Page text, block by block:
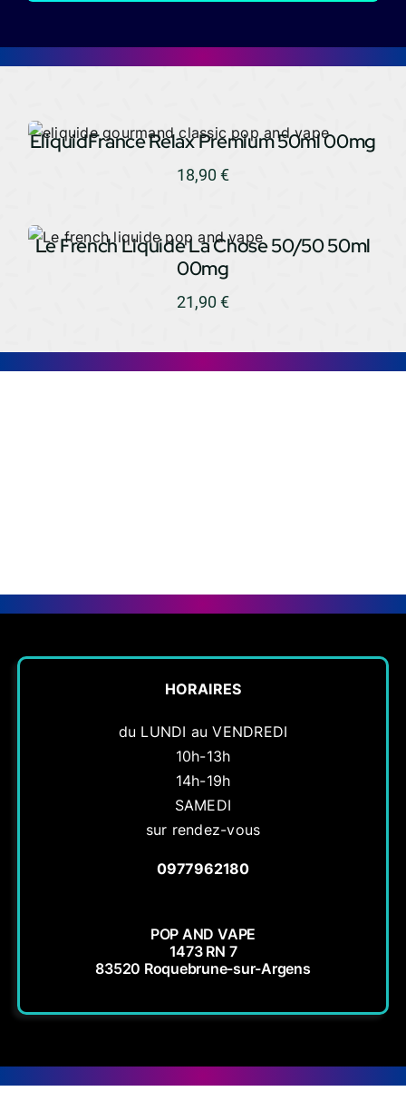
EliquidFrance Relax Premium 50ml 00mg
18,90 €
Le French Liquide La Chose 50/50 50ml
00mg
21,90€
016542
HORAIRES
du LUNDI au VENDREDI
10h-13h
14h-19h
SAMEDI
sur rendez-vous
0977962180
POP AND VAPE
1473 RN 7
83520 Roquebrune-sur-Argens